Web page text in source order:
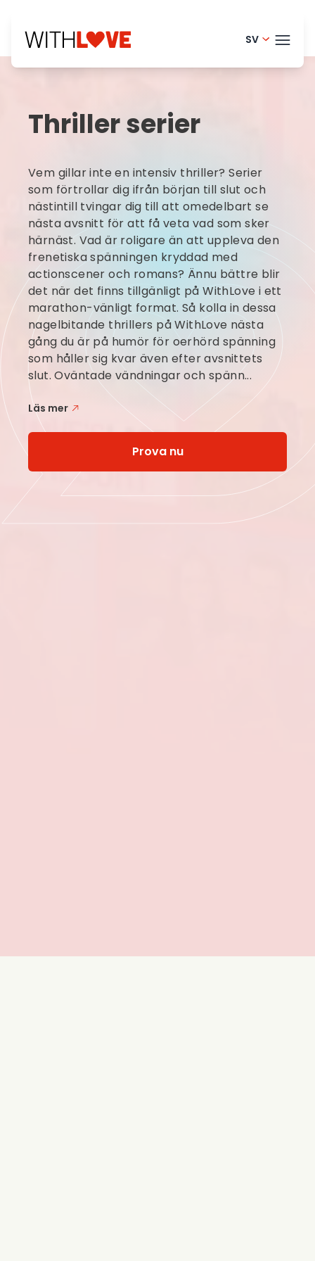
SV
French -
Thriller serier
Vem gillar inte en intensiv thriller? Serier
som förtrollar dig ifrån början till slut och
nästintill tvingar dig till att omedelbart se
nästa avsnitt för att få veta vad som sker
härnäst. Vad är roligare än att uppleva den
frenetiska spänningen kryddad med
actionscener och romans? Ännu bättre blir
det när det finns tillgänligt på WithLove i ett
marathon-vänligt format. Så kolla in dessa
nagelbitande thrillers på WithLove nästa
gång du är på humör för oerhörd spänning
som håller sig kvar även efter avsnittets
slut. Oväntade vändningar och spänn...
Läs mer
Prova nu